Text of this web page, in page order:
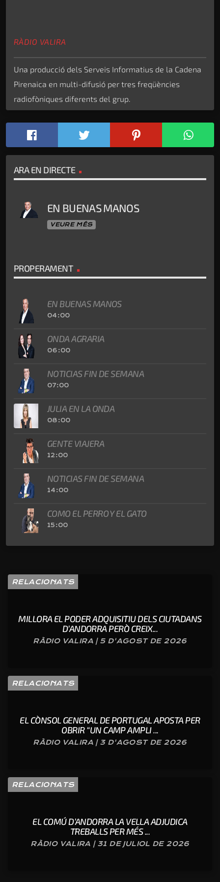
RÀDIO VALIRA
Una producció dels Serveis Informatius de la Cadena
Pirenaica en multi-difusió per tres freqüències
radiofòniques diferents del grup.
ARA EN DIRECTE
EN BUENAS MANOS
VEURE MÉS
PROPERAMENT
EN BUENAS MANOS
04:00
ONDA AGRARIA
06:00
NOTICIAS FIN DE SEMANA
07:00
JULIA EN LA ONDA
08:00
GENTE VIAJERA
12:00
NOTICIAS FIN DE SEMANA
14:00
COMO EL PERRO Y EL GATO
15:00
RELACIONATS
MILLORA EL PODER ADQUISITIU DELS CIUTADANS
D’ANDORRA PERÒ CREIX...
RÀDIO VALIRA | 5 D'AGOST DE 2026
RELACIONATS
EL CÒNSOL GENERAL DE PORTUGAL APOSTA PER
OBRIR “UN CAMP AMPLI ...
RÀDIO VALIRA | 3 D'AGOST DE 2026
RELACIONATS
EL COMÚ D’ANDORRA LA VELLA ADJUDICA
TREBALLS PER MÉS ...
RÀDIO VALIRA | 31 DE JULIOL DE 2026